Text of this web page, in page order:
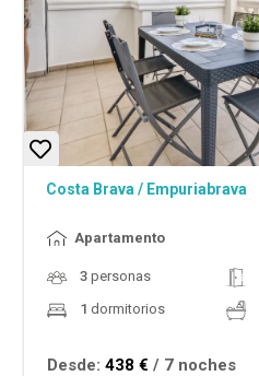
Costa Brava / Empuriabrava
Apartamento
3personas
1 dormitorios
Desde: 438 € / 7 noches